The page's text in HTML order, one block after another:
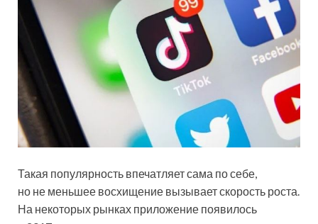
Такая популярность впечатляет сама по себе,
но не меньшее восхищение вызывает скорость роста.
На некоторых рынках приложение появилось